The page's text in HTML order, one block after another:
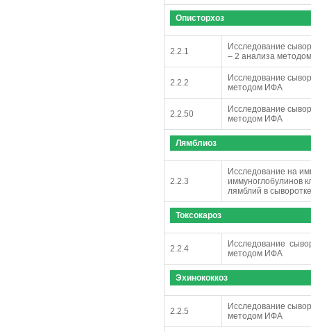
Описторхоз
2.2.1
Исследование
– 2 анализа
2.2.2
Исследование
методом ИФА
2.2.50
Исследование
методом ИФА
Лямблиоз
2.2.3
Исследование на
иммуноглобулинов
лямблий в
Токсокароз
2.2.4
Исследование
методом ИФА
Эхинококкоз
2.2.5
Исследование
методом ИФА